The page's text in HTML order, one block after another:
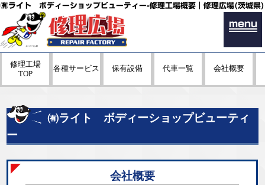
㈲ライト ボディーショップビューティー-修理工場概要｜修理広場(茨城県)
menu
修理工場
TOP
各種サービス 保有設備 代車一覧 会社概要
㈲ライト ボディーショップビューティ
ー
会社概要